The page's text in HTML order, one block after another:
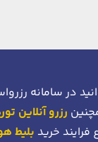
در سامانه
رزرو آنلاین
خرید بلیط